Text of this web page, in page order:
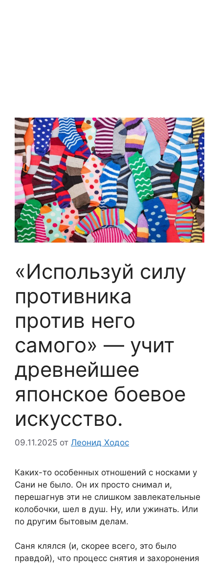
«Используй силу
противника
против него
самого» — учит
древнейшее
японское боевое
искусство.
09.11.2025 от Леонид Ходос
Каких-то особенных отношений с носками у
Сани не было. Он их просто снимал и,
перешагнув эти не слишком завлекательные
колобочки, шел в душ. Ну, или ужинать. Или
по другим бытовым делам.
Саня клялся (и, скорее всего, это было
правдой), что процесс снятия и захоронения